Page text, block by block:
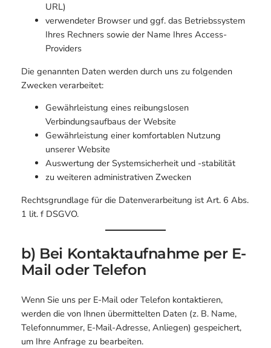
URL)
verwendeter Browser und ggf. das Betriebssystem
Ihres Rechners sowie der Name Ihres Access-
Providers
Die genannten Daten werden durch uns zu folgenden
Zwecken verarbeitet:
Gewährleistung eines reibungslosen
Verbindungsaufbaus der Website
Gewährleistung einer komfortablen Nutzung
unserer Website
Auswertung der Systemsicherheit und -stabilität
zu weiteren administrativen Zwecken
Rechtsgrundlage für die Datenverarbeitung ist Art. 6 Abs.
1 lit. f DSGVO.
b) Bei Kontaktaufnahme per E-
Mail oder Telefon
Wenn Sie uns per E-Mail oder Telefon kontaktieren,
werden die von Ihnen übermittelten Daten (z. B. Name,
Telefonnummer, E-Mail-Adresse, Anliegen) gespeichert,
um Ihre Anfrage zu bearbeiten.